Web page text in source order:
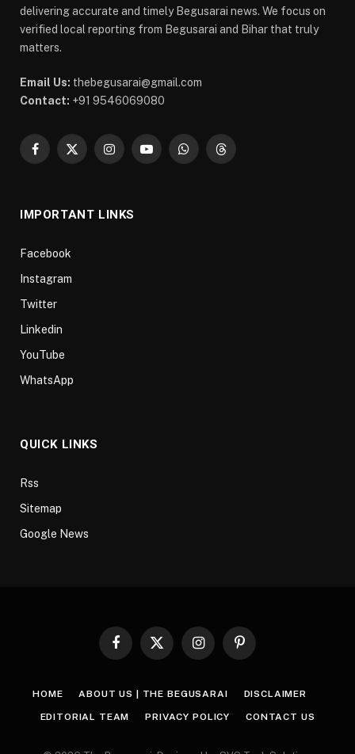
delivering accurate and timely Begusarai news. We focus on
verified local reporting from Begusarai and Bihar that truly
matters.
Email Us: thebegusarai@gmail.com
Contact: +91 9546069080
Facebook
X
InstagramYouTubeWhatsAppThreads
IMPORTANT LINKS
Facebook
Instagram
Twitter
Linkedin
YouTube
WhatsApp
QUICK LINKS
Rss
Sitemap
Google News
Facebook
X
InstagramPinterest
HOME ABOUT US | THE BEGUSARAI DISCLAIMER
EDITORIAL TEAM PRIVACY POLICY CONTACT US